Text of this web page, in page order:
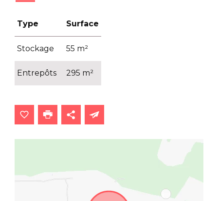
Type Surface
Stockage 55 m²
Entrepôts 295 m²